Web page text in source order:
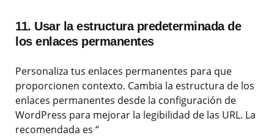
11. Usar la estructura predeterminada de
los enlaces permanentes
Personaliza tus enlaces permanentes para que
proporcionen contexto. Cambia la estructura de los
enlaces permanentes desde la configuración de
WordPress para mejorar la legibilidad de las URL. La
recomendada es “